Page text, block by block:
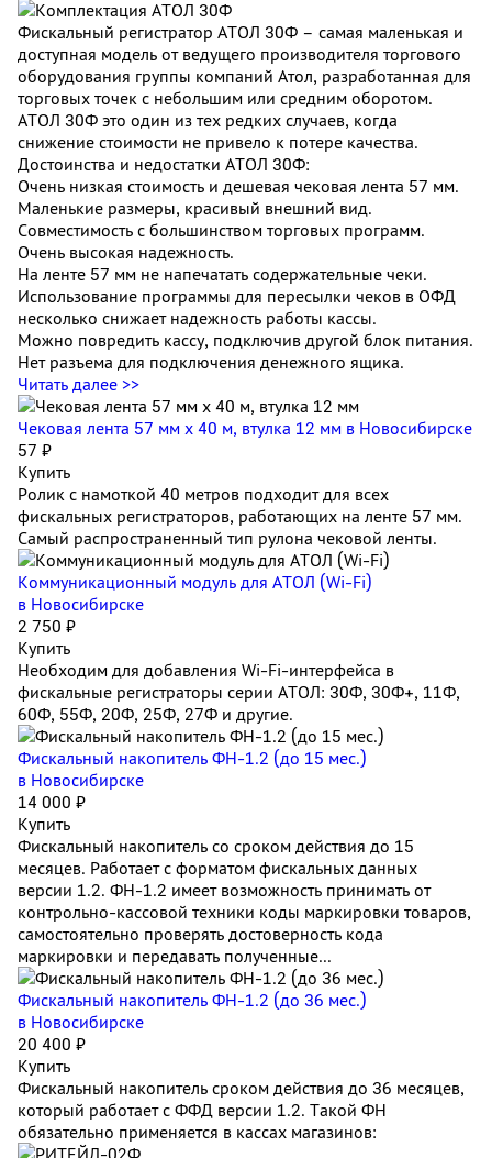
Фискальный регистратор АТОЛ 30Ф – самая маленькая и
доступная модель от ведущего производителя торгового
оборудования группы компаний Атол, разработанная для
торговых точек с небольшим или средним оборотом.
АТОЛ 30Ф это один из тех редких случаев, когда
снижение стоимости не привело к потере качества.
Достоинства и недостатки АТОЛ 30Ф:
Очень низкая стоимость и дешевая чековая лента 57 мм.
Маленькие размеры, красивый внешний вид.
Совместимость с большинством торговых программ.
Очень высокая надежность.
На ленте 57 мм не напечатать содержательные чеки.
Использование программы для пересылки чеков в ОФД
несколько снижает надежность работы кассы.
Можно повредить кассу, подключив другой блок питания.
Нет разъема для подключения денежного ящика.
Читать далее >>
Чековая лента 57 мм x 40 м, втулка 12 мм в Новосибирске
57 ₽
Купить
Ролик с намоткой 40 метров подходит для всех
фискальных регистраторов, работающих на ленте 57 мм.
Самый распространенный тип рулона чековой ленты.
Коммуникационный модуль для АТОЛ (Wi-Fi)
в Новосибирске
2 750 ₽
Купить
Необходим для добавления Wi-Fi-интерфейса в
фискальные регистраторы серии АТОЛ: 30Ф, 30Ф+, 11Ф,
60Ф, 55Ф, 20Ф, 25Ф, 27Ф и другие.
Фискальный накопитель ФН-1.2 (до 15 мес.)
в Новосибирске
14 000 ₽
Купить
Фискальный накопитель cо сроком действия до 15
месяцев. Работает с форматом фискальных данных
версии 1.2. ФН-1.2 имеет возможность принимать от
контрольно-кассовой техники коды маркировки товаров,
самостоятельно проверять достоверность кода
маркировки и передавать полученные...
Фискальный накопитель ФН-1.2 (до 36 мес.)
в Новосибирске
20 400 ₽
Купить
Фискальный накопитель сроком действия до 36 месяцев,
который работает с ФФД версии 1.2. Такой ФН
обязательно применяется в кассах магазинов: